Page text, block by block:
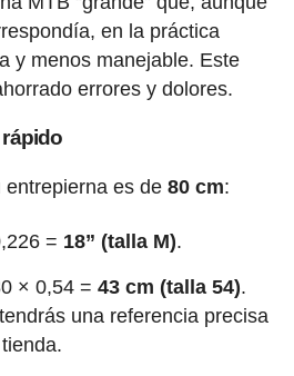
en la práctica
y menos manejable. Este
errores y dolores.
entrepierna es de 80 cm:
= 18” (talla M).
× 0,54 = 43 cm (talla 54).
una referencia precisa